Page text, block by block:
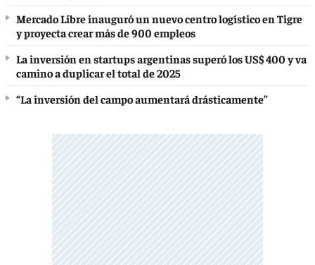
Mercado Libre inauguró un nuevo centro logístico en Tigre
y proyecta crear más de 900 empleos
La inversión en startups argentinas superó los US$ 400 y va
camino a duplicar el total de 2025
“La inversión del campo aumentará drásticamente”